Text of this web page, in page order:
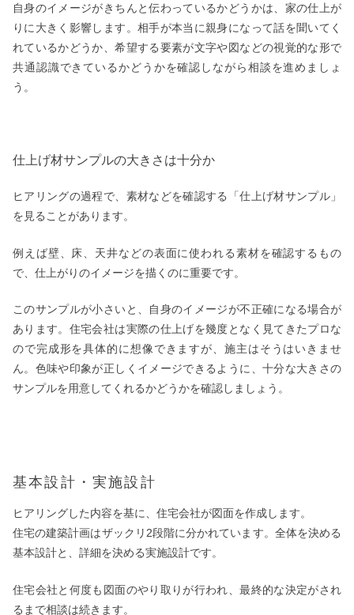
自身のイメージがきちんと伝わっているかどうかは、家の仕上が
りに大きく影響します。相手が本当に親身になって話を聞いてく
れているかどうか、希望する要素が文字や図などの視覚的な形で
共通認識できているかどうかを確認しながら相談を進めましょ
う。
仕上げ材サンプルの大きさは十分か
ヒアリングの過程で、素材などを確認する「仕上げ材サンプル」
を見ることがあります。
例えば壁、床、天井などの表面に使われる素材を確認するもの
で、仕上がりのイメージを描くのに重要です。
このサンプルが小さいと、自身のイメージが不正確になる場合が
あります。住宅会社は実際の仕上げを幾度となく見てきたプロな
ので完成形を具体的に想像できますが、施主はそうはいきませ
ん。色味や印象が正しくイメージできるように、十分な大きさの
サンプルを用意してくれるかどうかを確認しましょう。
基本設計・実施設計
ヒアリングした内容を基に、住宅会社が図面を作成します。
住宅の建築計画はザックリ2段階に分かれています。全体を決める
基本設計と、詳細を決める実施設計です。
住宅会社と何度も図面のやり取りが行われ、最終的な決定がされ
るまで相談は続きます。